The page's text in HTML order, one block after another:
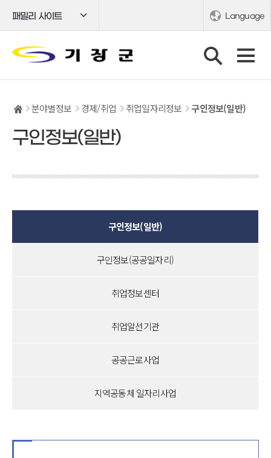
패밀리 사이트 Language
분야별정보 경제/취업 취업일자리정보 구인정보(일반)
구인정보(일반)
구인정보(일반)
구인정보(공공일자리)
취업정보센터
취업알선기관
공공근로사업
지역공동체 일자리사업